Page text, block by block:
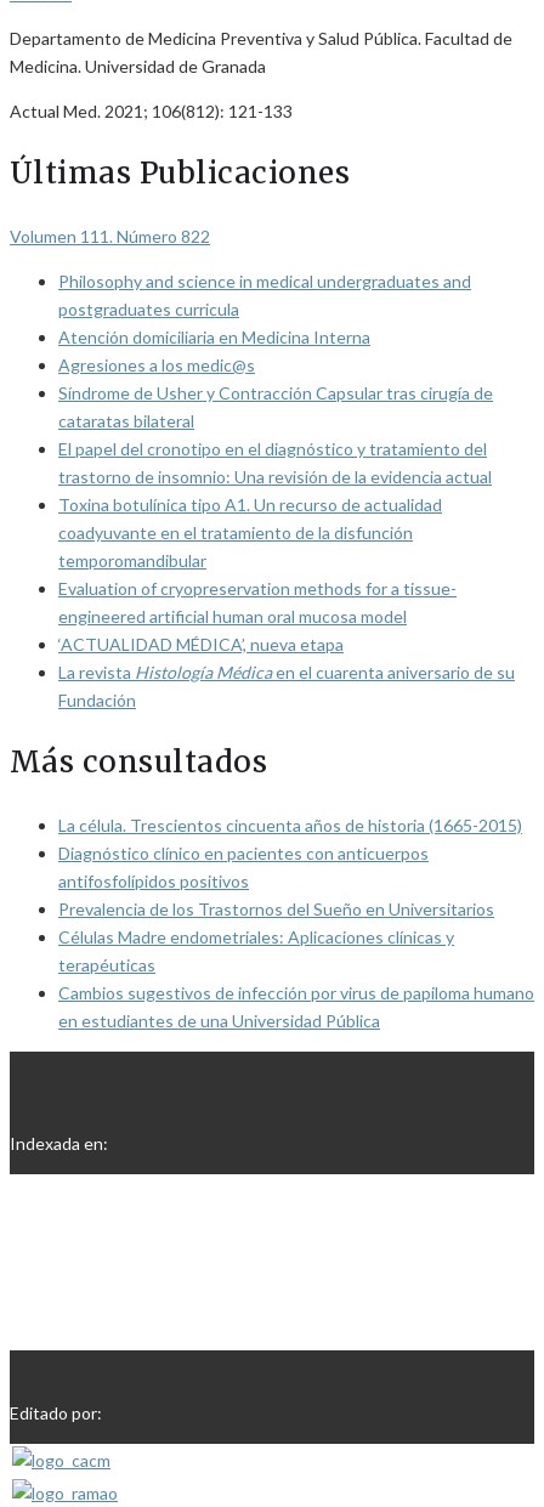
Departamento de Medicina Preventiva y Salud Pública. Facultad de
Medicina. Universidad de Granada
Actual Med. 2021; 106(812): 121-133
Últimas Publicaciones
Volumen 111. Número 822
Philosophy and science in medical undergraduates and
postgraduates curricula
Atención domiciliaria en Medicina Interna
Agresiones a los medic@s
Síndrome de Usher y Contracción Capsular tras cirugía de
cataratas bilateral
El papel del cronotipo en el diagnóstico y tratamiento del
trastorno de insomnio: Una revisión de la evidencia actual
Toxina botulínica tipo A1. Un recurso de actualidad
coadyuvante en el tratamiento de la disfunción
temporomandibular
Evaluation of cryopreservation methods for a tissue-
engineered artificial human oral mucosa model
‘ACTUALIDAD MÉDICA’, nueva etapa
La revista Histología Médicaen el cuarenta aniversario de su
Fundación
Más consultados
La célula. Trescientos cincuenta años de historia (1665-2015)
Diagnóstico clínico en pacientes con anticuerpos
antifosfolípidos positivos
Prevalencia de los Trastornos del Sueño en Universitarios
Células Madre endometriales: Aplicaciones clínicas y
terapéuticas
Cambios sugestivos de infección por virus de papiloma humano
en estudiantes de una Universidad Pública
Indexada en:
Editado por: